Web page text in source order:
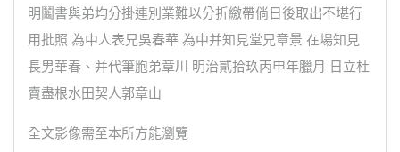
明鬮書與弟均分掛連別業難以分折繳帶倘日後取出不堪行
用批照 為中人表兄吳春華 為中并知見堂兄章景 在場知見
長男華春、并代筆胞弟章川 明治貳拾玖丙申年臘月 日立杜
賣盡根水田契人郭章山
全文影像需至本所方能瀏覽